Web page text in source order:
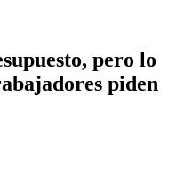
pero lo
piden